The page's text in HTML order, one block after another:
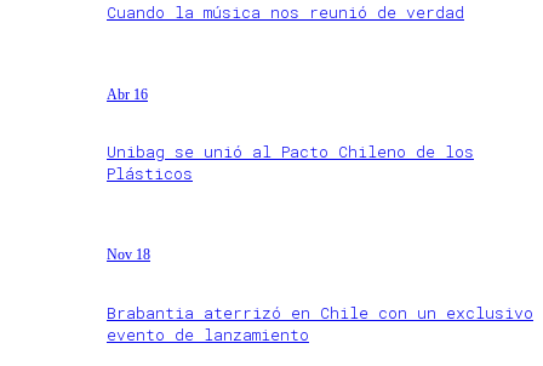
Cuando la música nos reunió de verdad
Abr 16
Unibag se unió al Pacto Chileno de los
Plásticos
Nov 18
Brabantia aterrizó en Chile con un exclusivo
evento de lanzamiento